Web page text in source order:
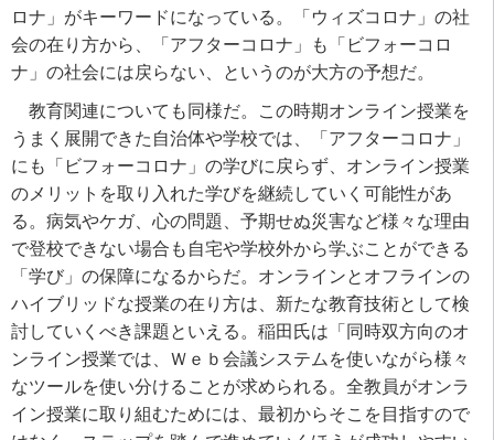
ロナ」がキーワードになっている。「ウィズコロナ」の社
会の在り方から、「アフターコロナ」も「ビフォーコロ
ナ」の社会には戻らない、というのが大方の予想だ。
教育関連についても同様だ。この時期オンライン授業を
うまく展開できた自治体や学校では、「アフターコロナ」
にも「ビフォーコロナ」の学びに戻らず、オンライン授業
のメリットを取り入れた学びを継続していく可能性があ
る。病気やケガ、心の問題、予期せぬ災害など様々な理由
で登校できない場合も自宅や学校外から学ぶことができる
「学び」の保障になるからだ。オンラインとオフラインの
ハイブリッドな授業の在り方は、新たな教育技術として検
討していくべき課題といえる。稲田氏は「同時双方向のオ
ンライン授業では、Ｗｅｂ会議システムを使いながら様々
なツールを使い分けることが求められる。全教員がオンラ
イン授業に取り組むためには、最初からそこを目指すので